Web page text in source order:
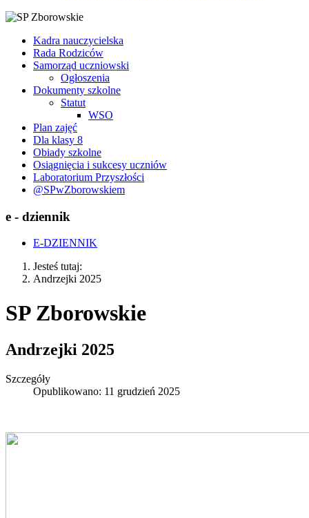
Kadra nauczycielska
Rada Rodziców
Samorząd uczniowski
Ogłoszenia
Dokumenty szkolne
Statut
WSO
Plan zajęć
Dla klasy 8
Obiady szkolne
Osiągnięcia i sukcesy uczniów
Laboratorium Przyszłości
@SPwZborowskiem
e - dziennik
E-DZIENNIK
Jesteś tutaj:
Andrzejki 2025
SP Zborowskie
Andrzejki 2025
Szczegóły
Opublikowano: 11 grudzień 2025